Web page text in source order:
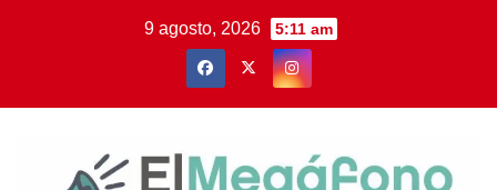
9 agosto, 2026 5:11 am